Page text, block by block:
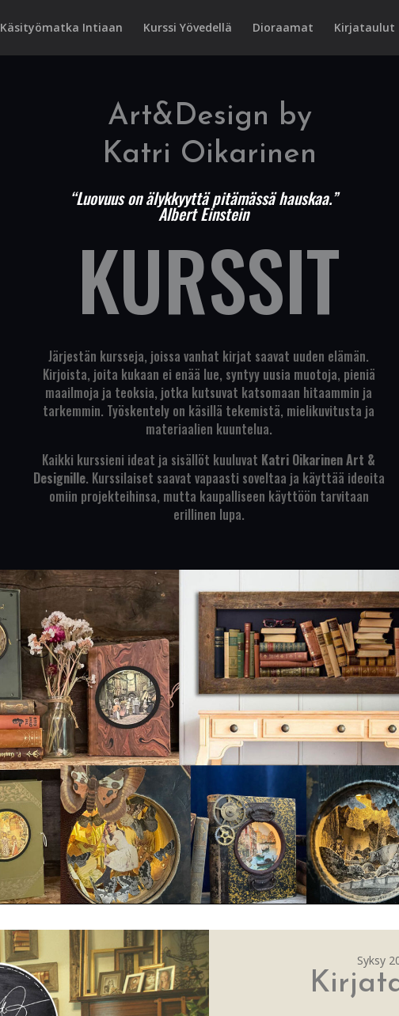
Käsityömatka Intiaan Kurssi Yövedellä Dioraamat Kirjataulut
Art&Design by
Katri Oikarinen
“Luovuus on älykkyyttä pitämässä hauskaa.”
Albert Einstein
KURSSIT
Järjestän kursseja, joissa vanhat kirjat saavat uuden elämän.
Kirjoista, joita kukaan ei enää lue, syntyy uusia muotoja, pieniä
maailmoja ja teoksia, jotka kutsuvat katsomaan hitaammin ja
tarkemmin. Työskentely on käsillä tekemistä, mielikuvitusta ja
materiaalien kuuntelua.
Kaikki kurssieni ideat ja sisällöt kuuluvat Katri Oikarinen Art &
Designille. Kurssilaiset saavat vapaasti soveltaa ja käyttää ideoita
omiin projekteihinsa, mutta kaupalliseen käyttöön tarvitaan
erillinen lupa.
Syksy